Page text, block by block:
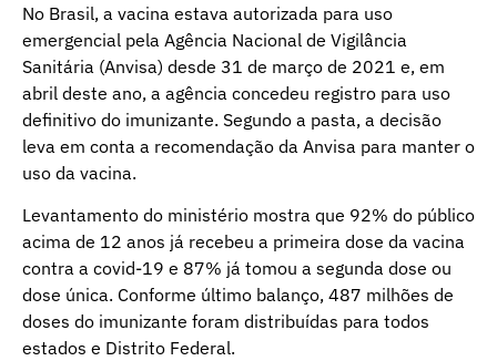
No Brasil, a vacina estava autorizada para uso
emergencial pela Agência Nacional de Vigilância
Sanitária (Anvisa) desde 31 de março de 2021 e, em
abril deste ano, a agência concedeu registro para uso
definitivo do imunizante. Segundo a pasta, a decisão
leva em conta a recomendação da Anvisa para manter o
uso da vacina.
Levantamento do ministério mostra que 92% do público
acima de 12 anos já recebeu a primeira dose da vacina
contra a covid-19 e 87% já tomou a segunda dose ou
dose única. Conforme último balanço, 487 milhões de
doses do imunizante foram distribuídas para todos
estados e Distrito Federal.